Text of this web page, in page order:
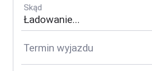
Skąd
Termin wyjazdu